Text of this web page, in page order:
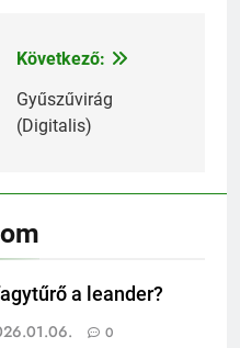
Következő:
Gyűszűvirág
(Digitalis)
a leander?
0